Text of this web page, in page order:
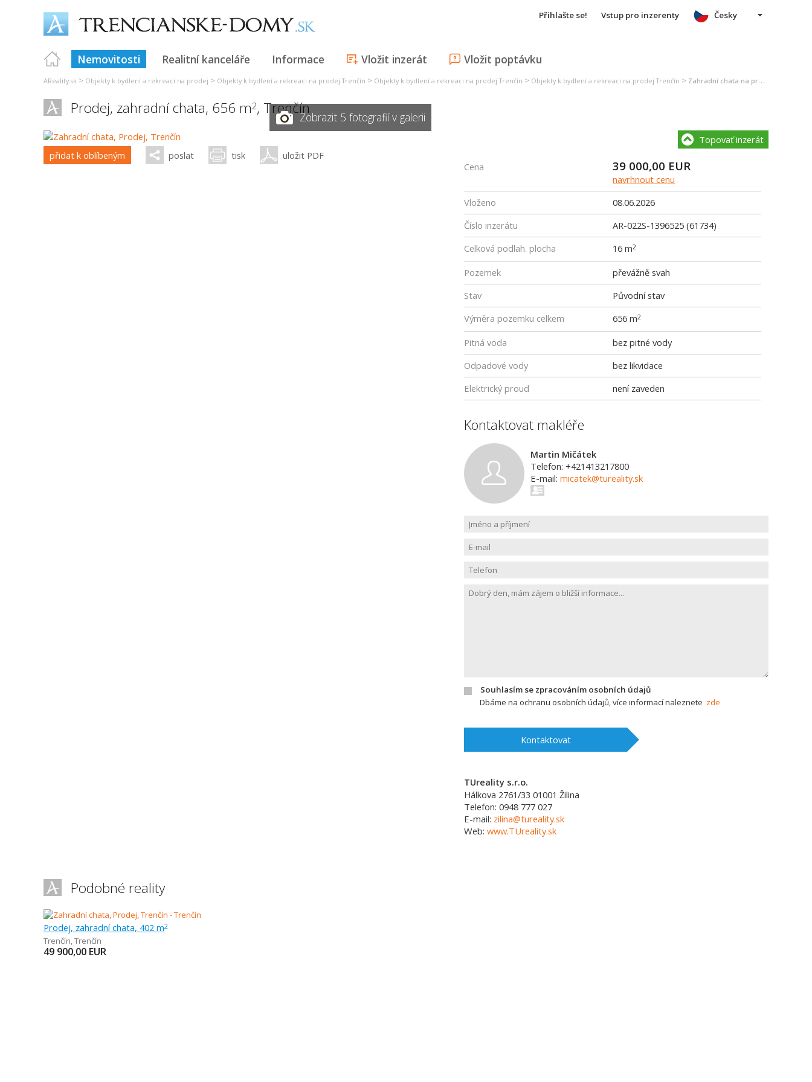
Přihlašte se! Vstup pro inzerenty
Nemovitosti Realitní kanceláře Informace Vložit inzerát Vložit poptávku
Česky
AReality.sk > Objekty k bydlení a rekreaci na prodej > Objekty k bydlení a rekreaci na prodej Trenčín > Objekty k bydlení a rekreaci na prodej Trenčín > Objekty k bydlení a rekreaci na prodej Trenčín > Zahradní chata na prodej Trenčín
Prodej, zahradní chata, 656 m2, TrenčínZobrazit 5 fotografií v galerii
přidat k oblíbeným poslat tisk uložit PDF
Topovať inzerát
Cena 39 000,00 EUR
navrhnout cenu
Vloženo
08.06.2026
Číslo inzerátu
AR-022S-1396525 (61734)
Celková podlah. plocha
16 m2
Pozemek
převážně svah
Stav
Původní stav
Výměra pozemku celkem
656 m2
Pitná voda
bez pitné vody
Odpadové vody
bez likvidace
Elektrický proud
není zaveden
Kontaktovat makléře
Martin Mičátek
Telefon: +421413217800
E-mail: micatek@tureality.sk
Souhlasím se zpracováním osobních údajů
Dbáme na ochranu osobních údajů, více informací naleznete zde
Kontaktovat
TUreality s.r.o.
Hálkova 2761/33 01001 Žilina
Telefon: 0948 777 027
E-mail: zilina@tureality.sk
Web: www.TUreality.sk
Podobné reality
Prodej, zahradní chata, 402 m2
Trenčín,Trenčín
49 900,00 EUR